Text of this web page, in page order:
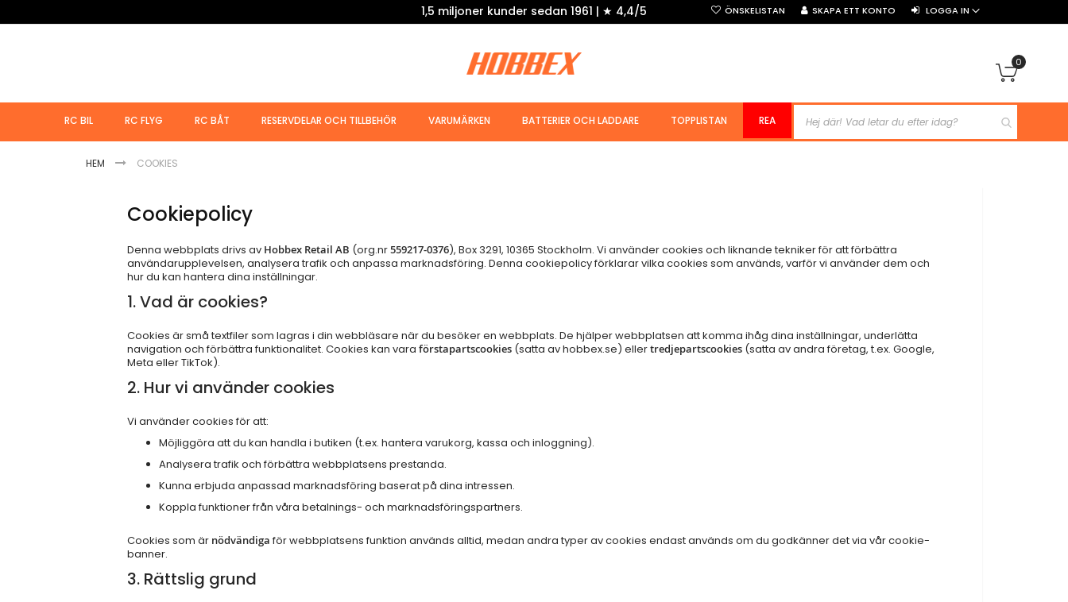
ÖNSKELISTAN LOGGA IN
SKAPA ETT KONTO
1,5 miljoner kunder sedan 1961 | ★ 4,4/5
Min
0
RC BIL RC FLYG RC BÅT RESERVDELAR OCH TILLBEHÖR VARUMÄRKEN BATTERIER OCH LADDARE TOPPLISTAN REA
HEM COOKIES
Cookiepolicy
Denna webbplats drivs av Hobbex Retail AB (org.nr559217-0376), Box 3291, 10365 Stockholm. Vi använder cookies och liknande tekniker för att förbättra
användarupplevelsen, analysera trafik och anpassa marknadsföring. Denna cookiepolicy förklarar vilka cookies som används, varför vi använder dem och
hur du kan hantera dina inställningar.
1. Vad är cookies?
Cookies är små textfiler som lagras i din webbläsare när du besöker en webbplats. De hjälper webbplatsen att komma ihåg dina inställningar, underlätta
navigation och förbättra funktionalitet. Cookies kan varaförstapartscookies (satta av hobbex.se) ellertredjepartscookies (satta av andra företag, t.ex. Google,
Meta eller TikTok).
2. Hur vi använder cookies
Vi använder cookies för att:
Möjliggöra att du kan handla i butiken (t.ex. hantera varukorg, kassa och inloggning).
Analysera trafik och förbättra webbplatsens prestanda.
Kunna erbjuda anpassad marknadsföring baserat på dina intressen.
Koppla funktioner från våra betalnings- och marknadsföringspartners.
Cookies som är nödvändigaför webbplatsens funktion används alltid, medan andra typer av cookies endast används om du godkänner det via vår cookie-
banner.
3. Rättslig grund